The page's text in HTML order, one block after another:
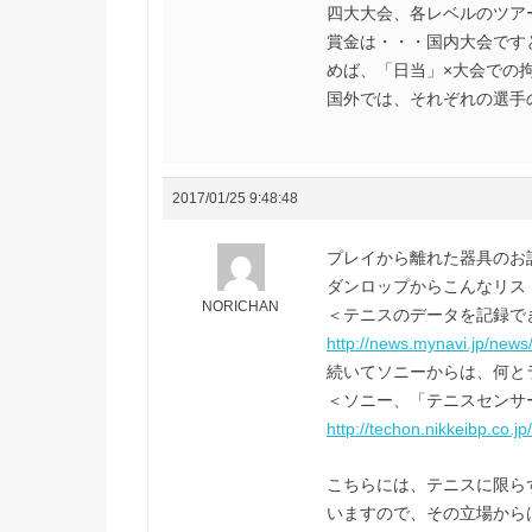
四大大会、各レベルのツ
賞金は・・・国内大会で
めば、「日当」×大会での
国外では、それぞれの選
2017/01/25 9:48:48
NORICHAN
プレイから離れた器具のお
ダンロップからこんなリ
＜テニスのデータを記録
http://news.mynavi.jp/
続いてソニーからは、何
＜ソニー、「テニスセン
http://
こちらには、テニスに限
いますので、その立場か